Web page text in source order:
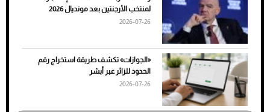
7 نصائح لاختيار لون البنطلون المناسب للقميص
الأسود
لمنتخب الأرجنتين بعد مونديال 2026
2026-07-26
«الجوازات» تكشف طريقة استخراج رقم
الحدود للزائر عبر أبشر
2026-07-26